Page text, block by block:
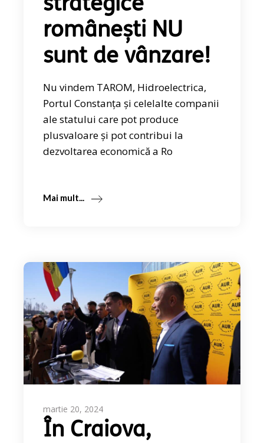
strategice
românești NU
sunt de vânzare!
Nu vindem TAROM, Hidroelectrica,
Portul Constanța și celelalte companii
ale statului care pot produce
plusvaloare și pot contribui la
dezvoltarea economică a Ro
Mai mult...
martie 20, 2024
În Craiova,